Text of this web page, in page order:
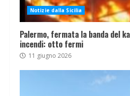
Notizie dalla Sicilia
Palermo, fermata la banda del
incendi: otto fermi
11 giugno 2026